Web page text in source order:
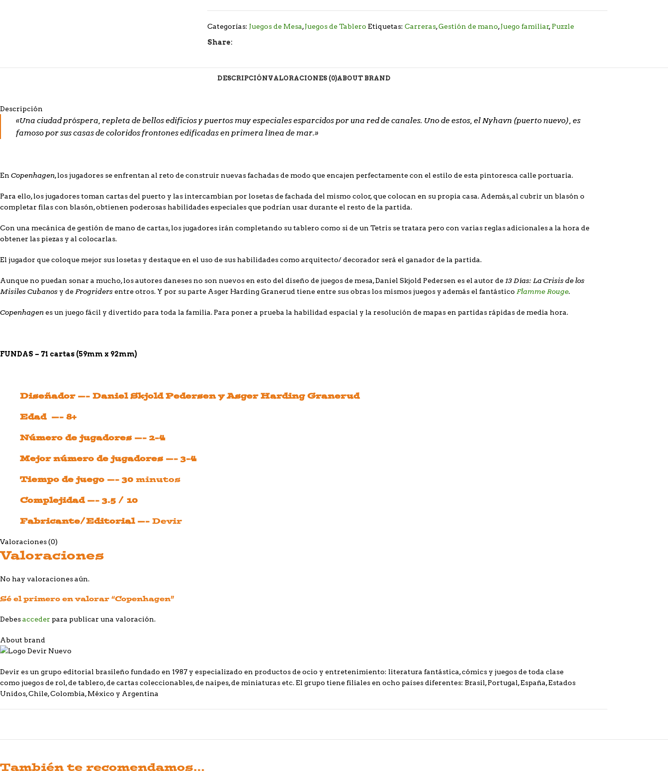
Categorías: Juegos de Mesa,Juegos de Tablero Etiquetas: Carreras,Gestión de mano,Juego familiar, Puzzle
Share:
DESCRIPCIÓNVALORACIONES (0)ABOUT BRAND
Descripción
«Una ciudad próspera, repleta de bellos edificios y puertos muy especiales esparcidos por una red de canales. Uno de estos, el Nyhavn (puerto nuevo), es
famoso por sus casas de coloridos frontones edificadas en primera línea de mar.»
En Copenhagen, los jugadores se enfrentan al reto de construir nuevas fachadas de modo que encajen perfectamente con el estilo de esta pintoresca calle portuaria.
Para ello, los jugadores toman cartas del puerto y las intercambian por losetas de fachada del mismo color, que colocan en su propia casa. Además, al cubrir un blasón o
completar filas con blasón, obtienen poderosas habilidades especiales que podrían usar durante el resto de la partida.
Con una mecánica de gestión de mano de cartas, los jugadores irán completando su tablero como si de un Tetris se tratara pero con varias reglas adicionales a la hora de
obtener las piezas y al colocarlas.
El jugador que coloque mejor sus losetas y destaque en el uso de sus habilidades como arquitecto/ decorador será el ganador de la partida.
Aunque no puedan sonar a mucho, los autores daneses no son nuevos en esto del diseño de juegos de mesa, Daniel Skjold Pedersen es el autor de 13 Días: La Crisis de los
Misiles Cubanos y deFrogriders entre otros. Y por su parte Asger Harding Granerud tiene entre sus obras los mismos juegos y además el fantástico Flamme Rouge.
Copenhagen es un juego fácil y divertido para toda la familia. Para poner a prueba la habilidad espacial y la resolución de mapas en partidas rápidas de media hora.
FUNDAS – 71 cartas (59mm x 92mm)
Diseñador —- Daniel Skjold Pedersen y Asger Harding Granerud
Edad —- 8+
Número de jugadores —- 2-4
Mejor número de jugadores —- 3-4
Tiempo de juego —- 30 minutos
Complejidad —- 3.5 / 10
Fabricante/Editorial —- Devir
Valoraciones (0)
Valoraciones
No hay valoraciones aún.
Sé el primero en valorar “Copenhagen”
Debesacceder para publicar una valoración.
About brand
Devir es un grupo editorial brasileño fundado en 1987 y especializado en productos de ocio y entretenimiento: literatura fantástica, cómics y juegos de toda clase
como juegos de rol, de tablero, de cartas coleccionables, de naipes, de miniaturas etc. El grupo tiene filiales en ocho países diferentes: Brasil, Portugal, España, Estados
Unidos, Chile, Colombia, México y Argentina
También te recomendamos…